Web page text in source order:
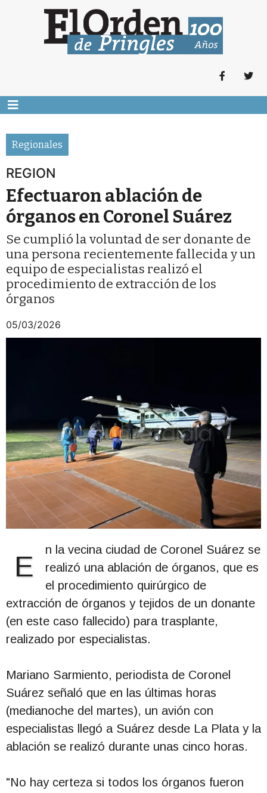
Regionales
REGION
Efectuaron ablación de
órganos en Coronel Suárez
Se cumplió la voluntad de ser donante de
una persona recientemente fallecida y un
equipo de especialistas realizó el
procedimiento de extracción de los
órganos
05/03/2026
E
n la vecina ciudad de Coronel Suárez se
realizó una ablación de órganos, que es
el procedimiento quirúrgico de
extracción de órganos y tejidos de un donante
(en este caso fallecido) para trasplante,
realizado por especialistas.
Mariano Sarmiento, periodista de Coronel
Suárez señaló que en las últimas horas
(medianoche del martes), un avión con
especialistas llegó a Suárez desde La Plata y la
ablación se realizó durante unas cinco horas.
"No hay certeza si todos los órganos fueron